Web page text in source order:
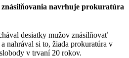
navrhuje prokuratúra
desiatky mužov znásilňovať
nahrával si to, žiada prokuratúra v
v trvaní 20 rokov.